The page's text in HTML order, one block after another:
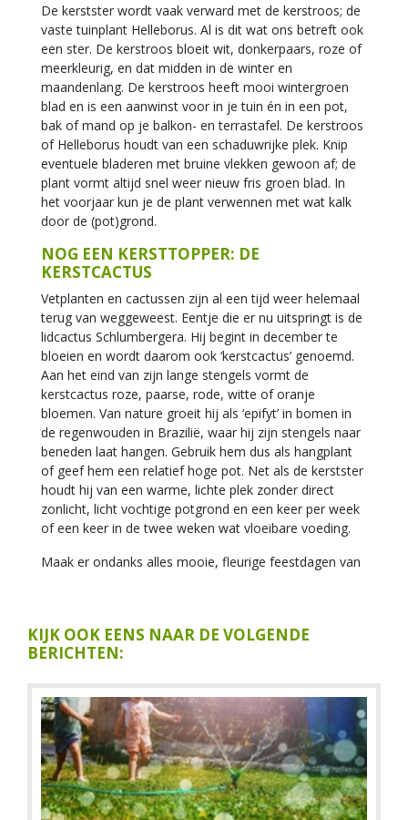
De kerstster wordt vaak verward met de kerstroos; de
vaste tuinplant Helleborus. Al is dit wat ons betreft ook
een ster. De kerstroos bloeit wit, donkerpaars, roze of
meerkleurig, en dat midden in de winter en
maandenlang. De kerstroos heeft mooi wintergroen
blad en is een aanwinst voor in je tuin én in een pot,
bak of mand op je balkon- en terrastafel. De kerstroos
of Helleborus houdt van een schaduwrijke plek. Knip
eventuele bladeren met bruine vlekken gewoon af; de
plant vormt altijd snel weer nieuw fris groen blad. In
het voorjaar kun je de plant verwennen met wat kalk
door de (pot)grond.
NOG EEN KERSTTOPPER: DE
KERSTCACTUS
Vetplanten en cactussen zijn al een tijd weer helemaal
terug van weggeweest. Eentje die er nu uitspringt is de
lidcactus Schlumbergera. Hij begint in december te
bloeien en wordt daarom ook ‘kerstcactus’ genoemd.
Aan het eind van zijn lange stengels vormt de
kerstcactus roze, paarse, rode, witte of oranje
bloemen. Van nature groeit hij als ‘epifyt’ in bomen in
de regenwouden in Brazilië, waar hij zijn stengels naar
beneden laat hangen. Gebruik hem dus als hangplant
of geef hem een relatief hoge pot. Net als de kerstster
houdt hij van een warme, lichte plek zonder direct
zonlicht, licht vochtige potgrond en een keer per week
of een keer in de twee weken wat vloeibare voeding.
Maak er ondanks alles mooie, fleurige feestdagen van
KIJK OOK EENS NAAR DE VOLGENDE
BERICHTEN: